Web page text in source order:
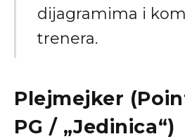
dijagramima i
trenera.
Plejmejker
PG / „Jedinica“)